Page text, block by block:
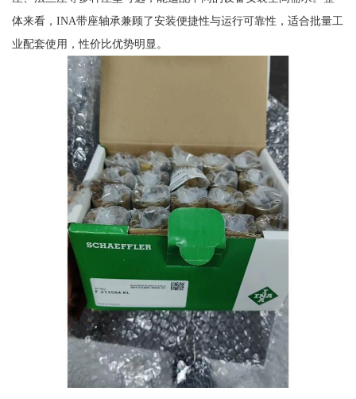
体来看，INA带座轴承兼顾了安装便捷性与运行可靠性，适合批量工
业配套使用，性价比优势明显。